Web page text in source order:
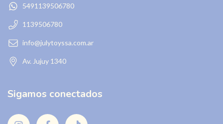
5491139506780
1139506780
info@julytoyssa.com.ar
Av. Jujuy 1340
Sigamos conectados